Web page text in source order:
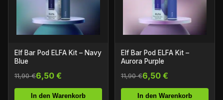
Elf Bar Pod ELFA Kit – Navy
Blue
11,90 €6,50 €
In den Warenkorb
Elf Bar Pod ELFA Kit –
Aurora Purple
11,90 €6,50 €
In den Warenkorb